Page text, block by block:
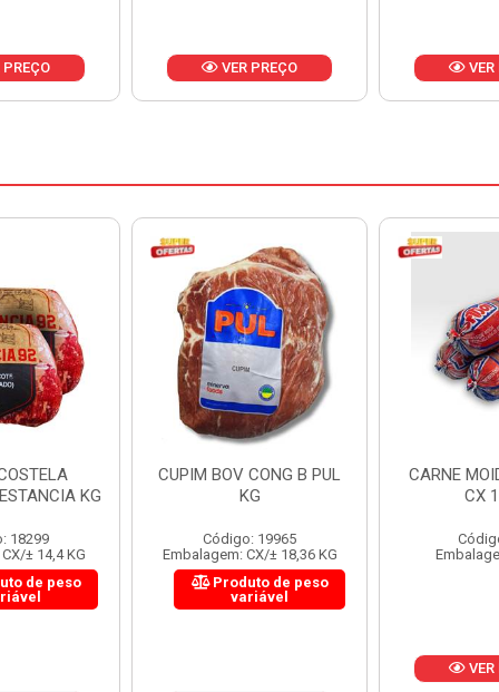
PREÇO VER PREÇO VER
B PUL
19965
± 18,36 KG
de peso
CARNE MOIDA FORTBOI
CX 10KG
Código: 200
Embalagem: KG/10
LOMBINHO
Embalagem: